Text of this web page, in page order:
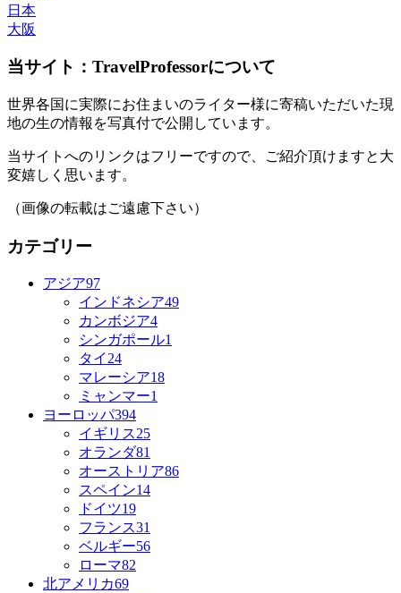
日本
大阪
当サイト：TravelProfessorについて
世界各国に実際にお住まいのライター様に寄稿いただいた現
地の生の情報を写真付で公開しています。
当サイトへのリンクはフリーですので、ご紹介頂けますと大
変嬉しく思います。
（画像の転載はご遠慮下さい）
カテゴリー
アジア97
インドネシア49
カンボジア4
シンガポール1
タイ24
マレーシア18
ミャンマー1
ヨーロッパ394
イギリス25
オランダ81
オーストリア86
スペイン14
ドイツ19
フランス31
ベルギー56
ローマ82
北アメリカ69